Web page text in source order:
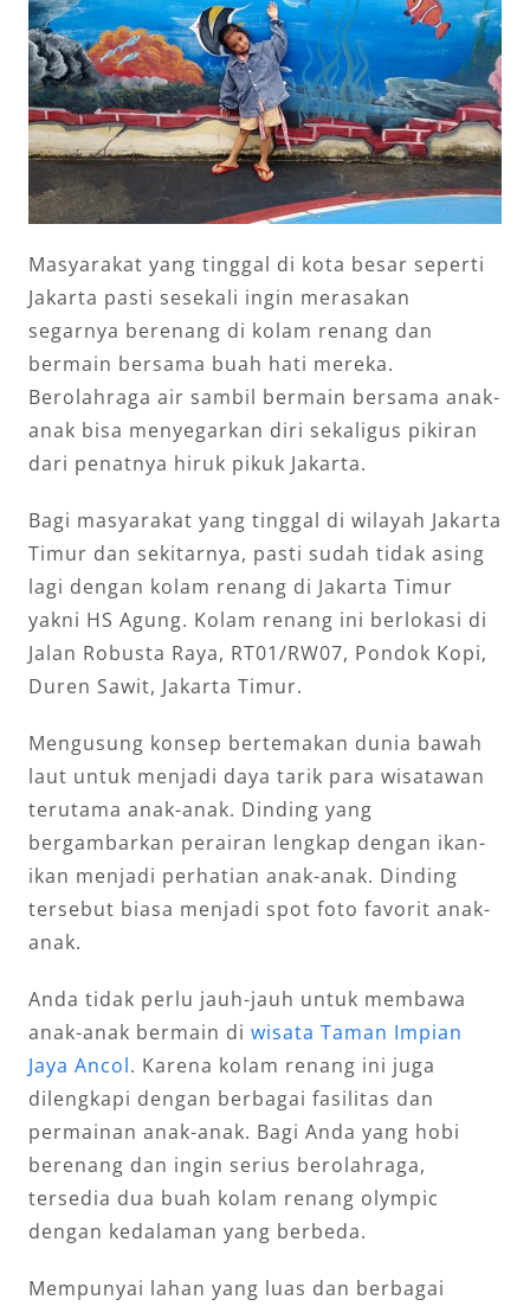
Masyarakat yang tinggal di kota besar seperti
Jakarta pasti sesekali ingin merasakan
segarnya berenang di kolam renang dan
bermain bersama buah hati mereka.
Berolahraga air sambil bermain bersama anak-
anak bisa menyegarkan diri sekaligus pikiran
dari penatnya hiruk pikuk Jakarta.
Bagi masyarakat yang tinggal di wilayah Jakarta
Timur dan sekitarnya, pasti sudah tidak asing
lagi dengan kolam renang di Jakarta Timur
yakni HS Agung. Kolam renang ini berlokasi di
Jalan Robusta Raya, RT01/RW07, Pondok Kopi,
Duren Sawit, Jakarta Timur.
Mengusung konsep bertemakan dunia bawah
laut untuk menjadi daya tarik para wisatawan
terutama anak-anak. Dinding yang
bergambarkan perairan lengkap dengan ikan-
ikan menjadi perhatian anak-anak. Dinding
tersebut biasa menjadi spot foto favorit anak-
anak.
Anda tidak perlu jauh-jauh untuk membawa
anak-anak bermain di wisata Taman Impian
Jaya Ancol. Karena kolam renang ini juga
dilengkapi dengan berbagai fasilitas dan
permainan anak-anak. Bagi Anda yang hobi
berenang dan ingin serius berolahraga,
tersedia dua buah kolam renang olympic
dengan kedalaman yang berbeda.
Mempunyai lahan yang luas dan berbagai